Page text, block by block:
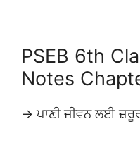
PSEB 6th
Notes
→ ਪਾਣੀ ਜੀਵਨ ਲਈ